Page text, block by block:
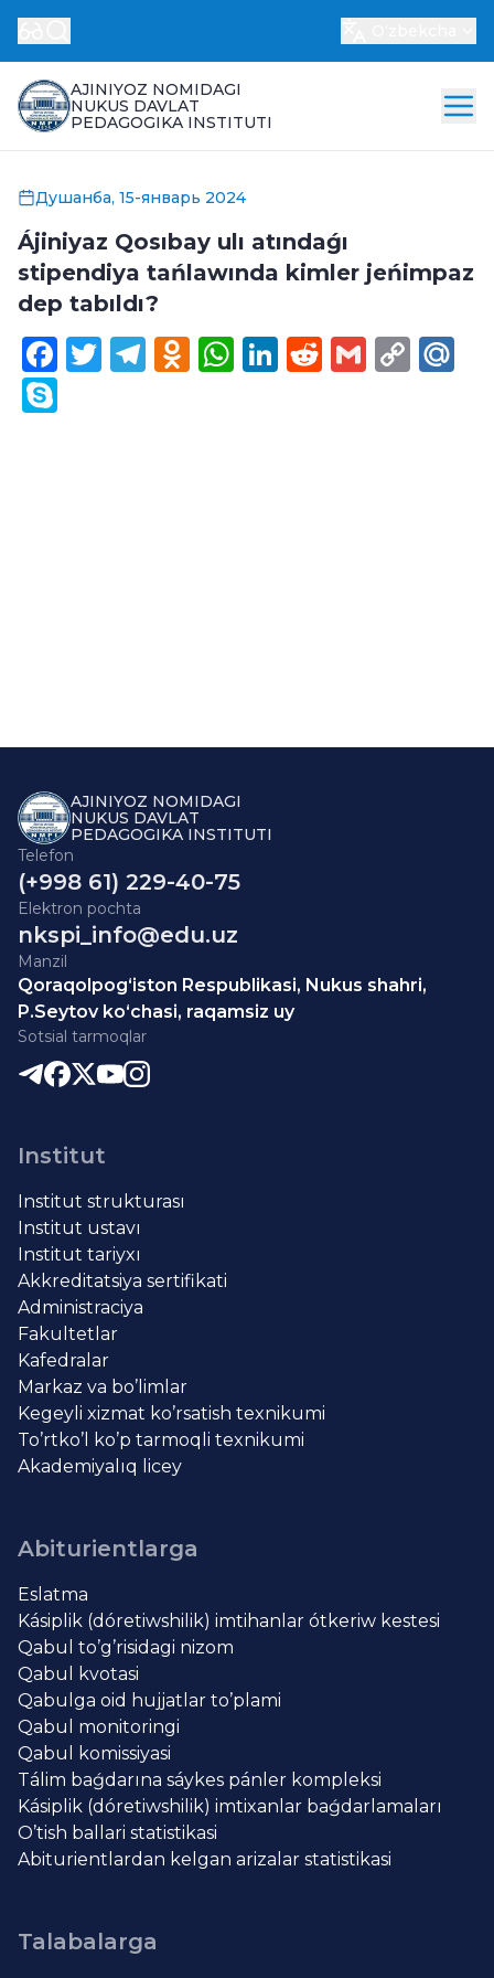
AJINIYOZ NOMIDAGI
NUKUS DAVLAT
PEDAGOGIKA INSTITUTI
Душанба, 15-январь 2024
Ájiniyaz Qosıbay ulı atındaǵı
stipendiya tańlawında kimler jeńimpaz
dep tabıldı?
Facebook
Twitter
Telegram
Odnoklassniki
WhatsApp
LinkedIn
Reddit
Gmail
AJINIYOZ NOMIDAGI
NUKUS DAVLAT
PEDAGOGIKA INSTITUTI
Telefon
(+998 61) 229-40-75
Elektron pochta
nkspi_info@edu.uz
Manzil
Qoraqolpog‘iston Respublikasi, Nukus shahri,
P.Seytov ko‘chasi, raqamsiz uy
Sotsial tarmoqlar
Institut
Institut strukturası
Institut ustavı
Institut tariyxı
Akkreditatsiya sertifikati
Administraciya
Fakultetlar
Kafedralar
Markaz va bo’limlar
Kegeyli xizmat ko’rsatish texnikumi
To’rtko’l ko’p tarmoqli texnikumi
Akademiyalıq licey
Abiturientlarga
Eslatma
Kásiplik (dóretiwshilik) imtihanlar ótkeriw kestesi
Qabul to’g’risidagi nizom
Qabul kvotasi
Qabulga oid hujjatlar to’plami
Qabul monitoringi
Qabul komissiyasi
Tálim baǵdarına sáykes pánler kompleksi
Kásiplik (dóretiwshilik) imtixanlar baǵdarlamaları
O’tish ballari statistikasi
Abiturientlardan kelgan arizalar statistikasi
Talabalarga